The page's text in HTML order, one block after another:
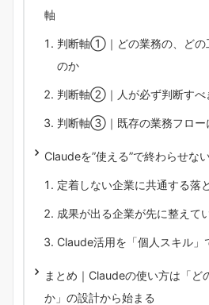
軸
判断軸①｜どの業務の、どの
のか
判断軸②｜人が必ず判断すべ
判断軸③｜既存の業務フロー
Claudeを”使える”で終わらせな
定着しない企業に共通する落
成果が出る企業が先に整えて
Claude活用を「個人スキル」
まとめ｜Claudeの使い方は「ど
か」の設計から始まる